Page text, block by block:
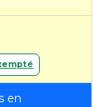
en